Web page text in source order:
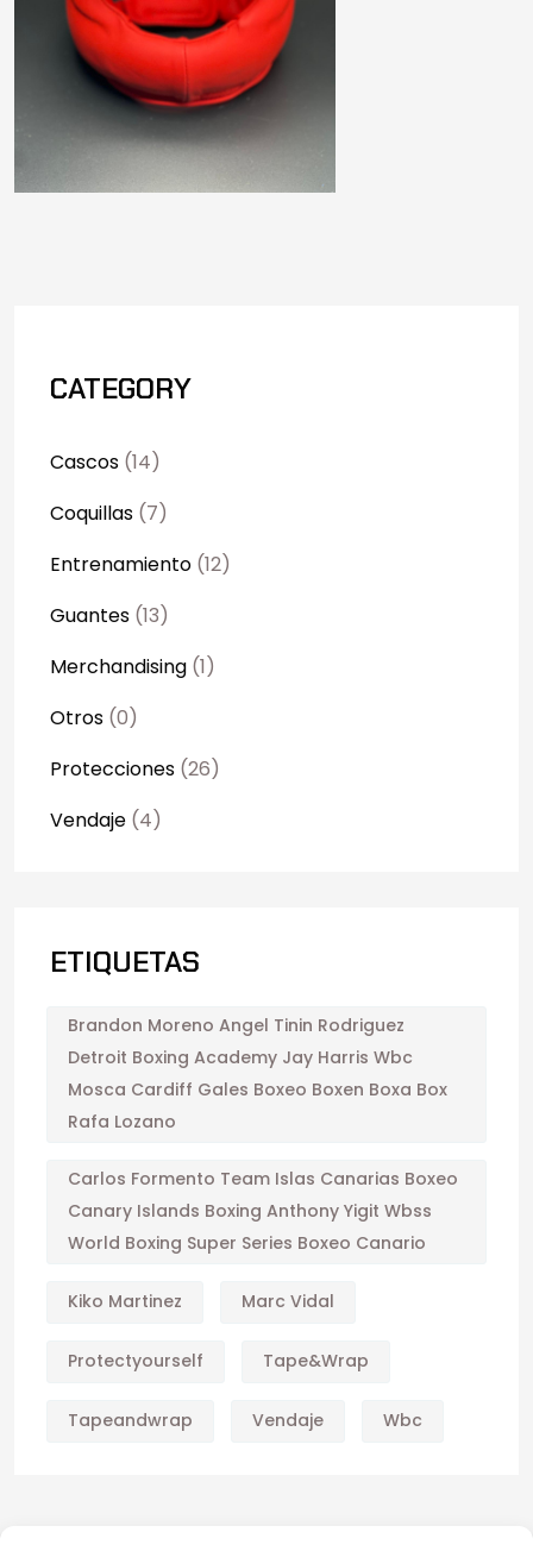
CATEGORY
Cascos (14)
Coquillas (7)
Entrenamiento (12)
Guantes (13)
Merchandising (1)
Otros (0)
Protecciones (26)
Vendaje (4)
ETIQUETAS
Brandon Moreno Angel Tinin Rodriguez
Detroit Boxing Academy Jay Harris Wbc
Mosca Cardiff Gales Boxeo Boxen Boxa Box
Rafa Lozano
Carlos Formento Team Islas Canarias Boxeo
Canary Islands Boxing Anthony Yigit Wbss
World Boxing Super Series Boxeo Canario
Kiko Martinez Marc Vidal
Protectyourself Tape&wrap
Tapeandwrap Vendaje Wbc